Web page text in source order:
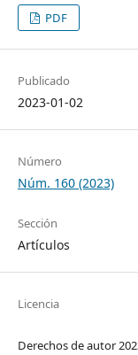
PDF
Publicado
2023-01-02
Número
Núm. 160 (2023)
Sección
Artículos
Licencia
Derechos de autor